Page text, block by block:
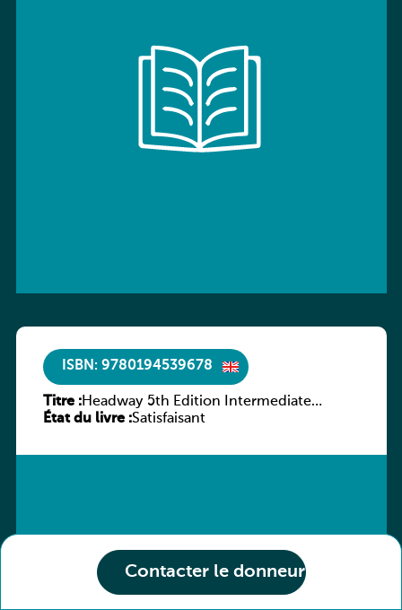
Contacter le donneur
ISBN: 9780194539678
Titre :Headway 5th Edition Intermediate
Workbook without key
État du livre :Satisfaisant